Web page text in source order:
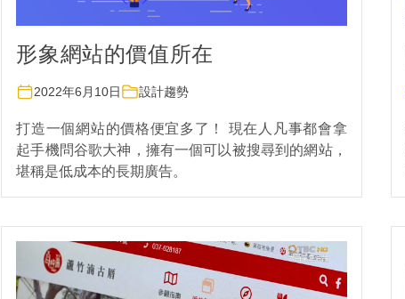
形象網站的價值所在
2022年6月10日 設計趨勢
打造一個網站的價格便宜多了！ 現在人凡事都會拿
起手機問谷歌大神，擁有一個可以被搜尋到的網站，
堪稱是低成本的長期廣告。